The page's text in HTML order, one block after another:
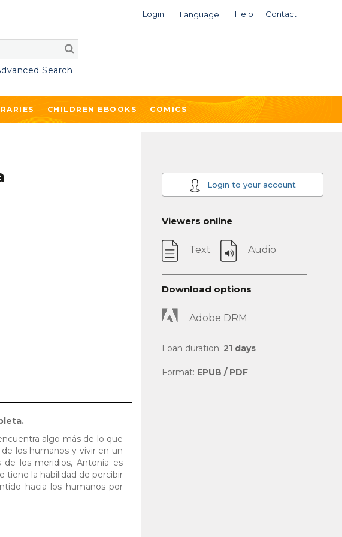
Login Language Help Contact
Search
CHILDREN EBOOKS COMICS
algo más de lo que
los humanos y vivir en un
los meridios, Antonia es
tiene la habilidad de percibir
hacia los humanos por
Login to your account
Viewers online
Text Audio
Download options
Adobe DRM
Loan duration: 21 days
Format: EPUB / PDF